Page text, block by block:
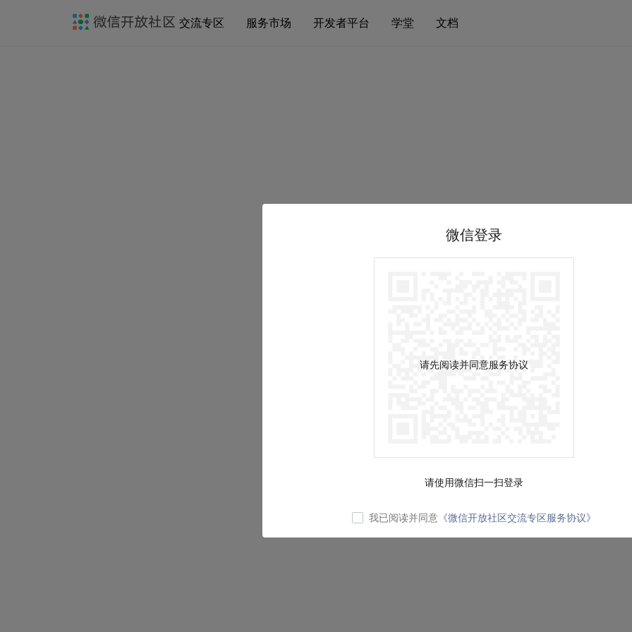
交流专区 服务市场 开发者平台 学堂 文档
微信登录
请先阅读并同意服务协议
请使用微信扫一扫登录
我已阅读并同意 《微信开放社区交流专区服务协议》